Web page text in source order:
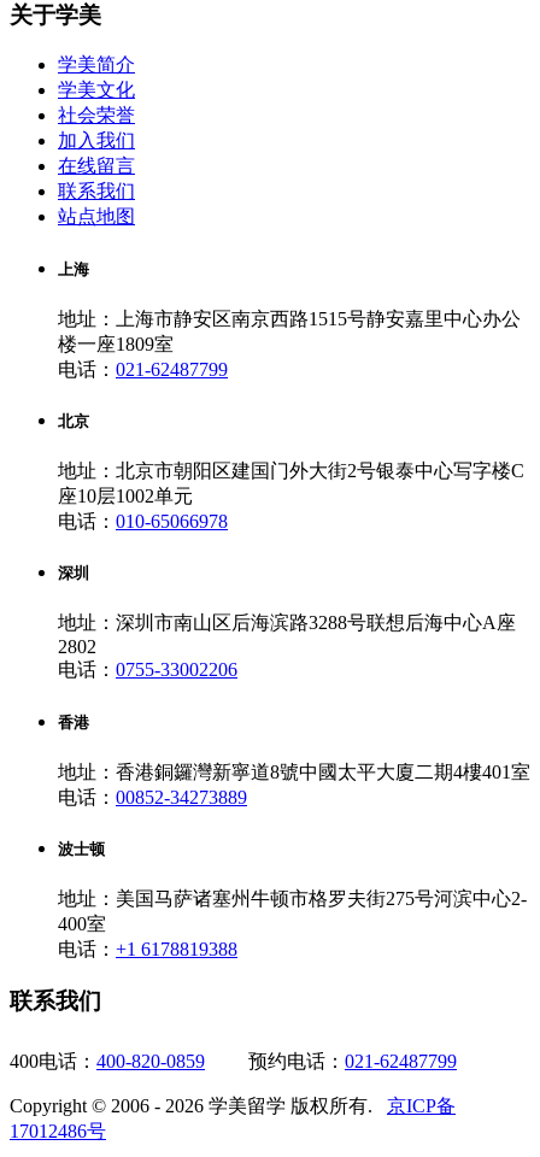
关于学美
学美简介
学美文化
社会荣誉
加入我们
在线留言
联系我们
站点地图
上海
地址：上海市静安区南京西路1515号静安嘉里中心办公
楼一座1809室
电话： 021-62487799
北京
地址：北京市朝阳区建国门外大街2号银泰中心写字楼C
座10层1002单元
电话： 010-65066978
深圳
地址：深圳市南山区后海滨路3288号联想后海中心A座
2802
电话： 0755-33002206
香港
地址：香港銅鑼灣新寧道8號中國太平大廈二期4樓401室
电话： 00852-34273889
波士顿
地址：美国马萨诸塞州牛顿市格罗夫街275号河滨中心2-
400室
电话： +1 6178819388
联系我们
400电话： 400-820-0859 预约电话： 021-62487799
Copyright © 2006 - 2026 学美留学 版权所有. 京ICP备
17012486号